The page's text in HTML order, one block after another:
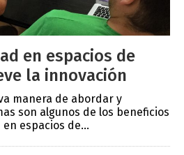
en espacios de
la innovación
manera de abordar y
son algunos de los beneficios
espacios de...